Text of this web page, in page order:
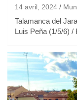
14 avril, 2024
Talamanca del
Luis Peña (1/5/6)